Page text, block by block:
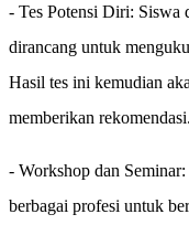
- Tes Potensi Diri: Siswa
dirancang untuk
Hasil tes ini kemudian
memberikan rekomendasi.
- Workshop dan
berbagai profesi untuk